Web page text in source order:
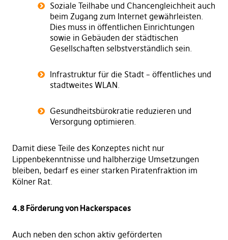
Soziale Teilhabe und Chancengleichheit auch
beim Zugang zum Internet gewährleisten.
Dies muss in öffentlichen Einrichtungen
sowie in Gebäuden der städtischen
Gesellschaften selbstverständlich sein.
Infrastruktur für die Stadt – öffentliches und
stadtweites WLAN.
Gesundheitsbürokratie reduzieren und
Versorgung optimieren.
Damit diese Teile des Konzeptes nicht nur
Lippenbekenntnisse und halbherzige Umsetzungen
bleiben, bedarf es einer starken Piratenfraktion im
Kölner Rat.
4.8 Förderung von Hackerspaces
Auch neben den schon aktiv geförderten